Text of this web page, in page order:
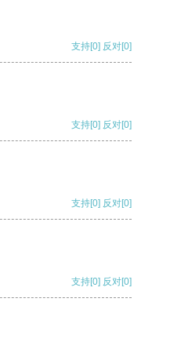
支持[0] 反对[0]
支持[0] 反对[0]
支持[0] 反对[0]
支持[0] 反对[0]